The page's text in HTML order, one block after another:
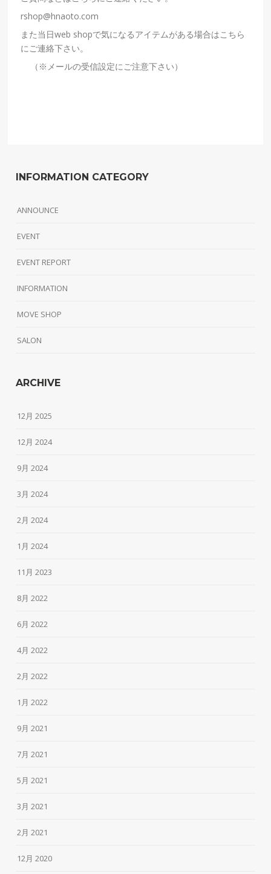
rshop@hnaoto.com
また当日web shopで気になるアイテムがある場合はこちら
にご連絡下さい。
（ ※ メールの受信設定にご注意下さい）
INFORMATION CATEGORY
ANNOUNCE
EVENT
EVENT REPORT
INFORMATION
MOVE SHOP
SALON
ARCHIVE
12月 2025
12月 2024
9月 2024
3月 2024
2月 2024
1月 2024
11月 2023
8月 2022
6月 2022
4月 2022
2月 2022
1月 2022
9月 2021
7月 2021
5月 2021
3月 2021
2月 2021
12月 2020